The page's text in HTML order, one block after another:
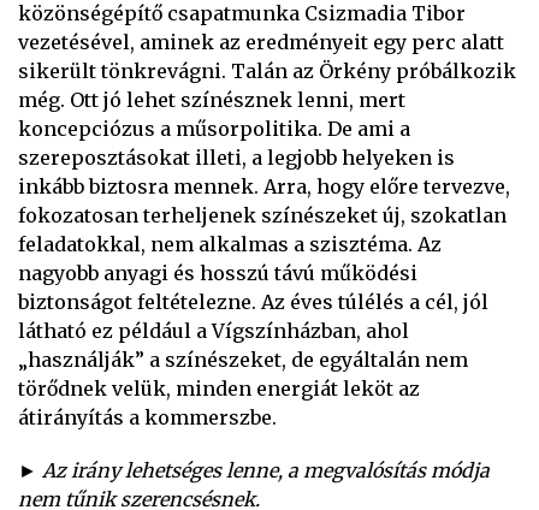
közönségépítő csapatmunka Csizmadia Tibor
vezetésével, aminek az eredményeit egy perc alatt
sikerült tönkrevágni. Talán az Örkény próbálkozik
még. Ott jó lehet színésznek lenni, mert
koncepciózus a műsorpolitika. De ami a
szereposztásokat illeti, a legjobb helyeken is
inkább biztosra mennek. Arra, hogy előre tervezve,
fokozatosan terheljenek színészeket új, szokatlan
feladatokkal, nem alkalmas a szisztéma. Az
nagyobb anyagi és hosszú távú működési
biztonságot feltételezne. Az éves túlélés a cél, jól
látható ez például a Vígszínházban, ahol
„használják” a színészeket, de egyáltalán nem
törődnek velük, minden energiát leköt az
átirányítás a kommerszbe.
► Az irány lehetséges lenne, a megvalósítás módja
nem tűnik szerencsésnek.